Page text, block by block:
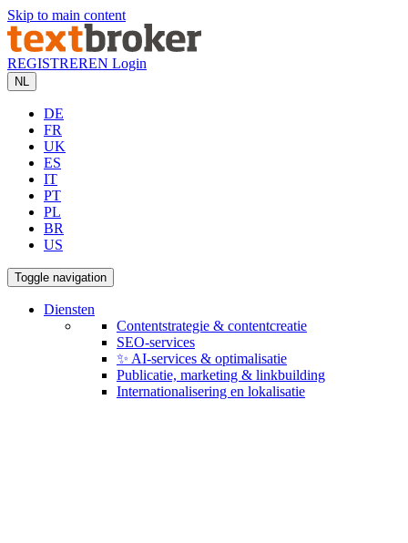
Skip to main content
REGISTREREN Login
NL
DE
FR
UK
ES
IT
PT
PL
BR
US
Toggle navigation
Diensten
Contentstrategie & contentcreatie
SEO-services
✨ AI-services & optimalisatie
Publicatie, marketing & linkbuilding
Internationalisering en lokalisatie